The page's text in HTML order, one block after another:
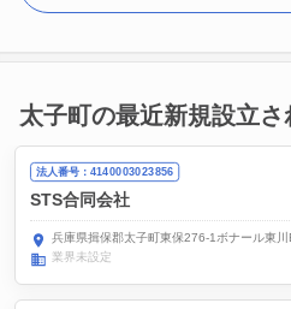
太子町の最近新規設立さ
法人番号：4140003023856
STS合同会社
兵庫県揖保郡太子町東保276-1ボナール東川
業界未設定